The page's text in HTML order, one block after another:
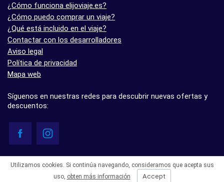
¿Cómo funciona elijoviaje.es?
¿Cómo puedo comprar un viaje?
¿Qué está incluido en el viaje?
Contactar con los desarrolladores
Aviso legal
Política de privacidad
Mapa web
Síguenos en nuestras redes para descubrir nuevas ofertas y
descuentos:
- 5.0 basado en 7 opiniones
Utilizamos cookies. Si continúa navegando, consideramos que acepta sus
uso, obten más información Accept